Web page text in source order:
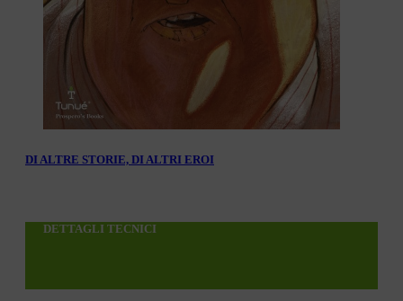
DI ALTRE STORIE, DI ALTRI EROI
DETTAGLI TECNICI